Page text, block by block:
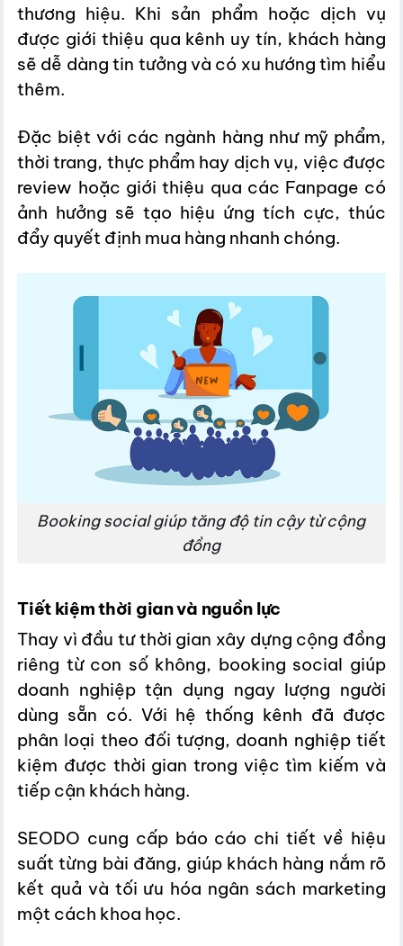
thương hiệu. Khi sản phẩm hoặc dịch vụ
được giới thiệu qua kênh uy tín, khách hàng
sẽ dễ dàng tin tưởng và có xu hướng tìm hiểu
thêm.
Đặc biệt với các ngành hàng như mỹ phẩm,
thời trang, thực phẩm hay dịch vụ, việc được
review hoặc giới thiệu qua các Fanpage có
ảnh hưởng sẽ tạo hiệu ứng tích cực, thúc
đẩy quyết định mua hàng nhanh chóng.
Booking social giúp tăng độ tin cậy từ cộng
đồng
Tiết kiệm thời gian và nguồn lực
Thay vì đầu tư thời gian xây dựng cộng đồng
riêng từ con số không, booking social giúp
doanh nghiệp tận dụng ngay lượng người
dùng sẵn có. Với hệ thống kênh đã được
phân loại theo đối tượng, doanh nghiệp tiết
kiệm được thời gian trong việc tìm kiếm và
tiếp cận khách hàng.
SEODO cung cấp báo cáo chi tiết về hiệu
suất từng bài đăng, giúp khách hàng nắm rõ
kết quả và tối ưu hóa ngân sách marketing
một cách khoa học.